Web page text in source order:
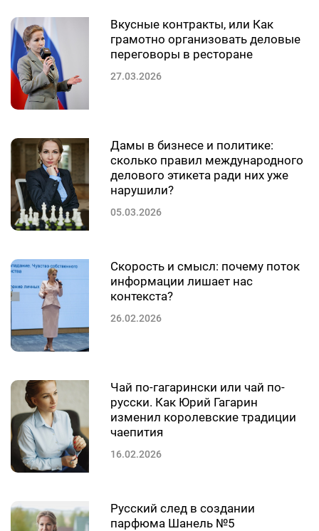
Вкусные контракты, или Как
грамотно организовать деловые
переговоры в ресторане
27.03.2026
Дамы в бизнесе и политике:
сколько правил международного
делового этикета ради них уже
нарушили?
05.03.2026
Скорость и смысл: почему поток
информации лишает нас
контекста?
26.02.2026
Чай по-гагарински или чай по-
русски. Как Юрий Гагарин
изменил королевские традиции
чаепития
16.02.2026
Русский след в создании
парфюма Шанель №5